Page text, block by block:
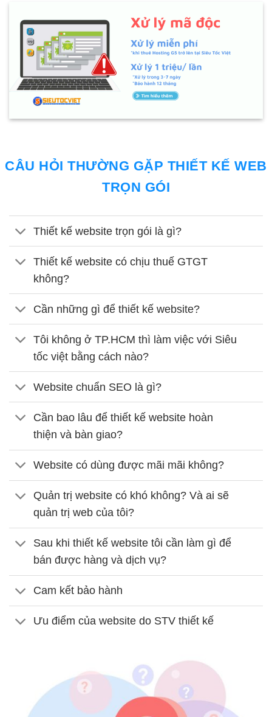
CÂU HỎI THƯỜNG GẶP THIẾT KẾ WEB
TRỌN GÓI
Thiết kế website trọn gói là gì?
Thiết kế website có chịu thuế GTGT
không?
Cần những gì để thiết kế website?
Tôi không ở TP.HCM thì làm việc với Siêu
tốc việt bằng cách nào?
Website chuẩn SEO là gì?
Cần bao lâu để thiết kế website hoàn
thiện và bàn giao?
Website có dùng được mãi mãi không?
Quản trị website có khó không? Và ai sẽ
quản trị web của tôi?
Sau khi thiết kế website tôi cần làm gì để
bán được hàng và dịch vụ?
Cam kết bảo hành
Ưu điểm của website do STV thiết kế